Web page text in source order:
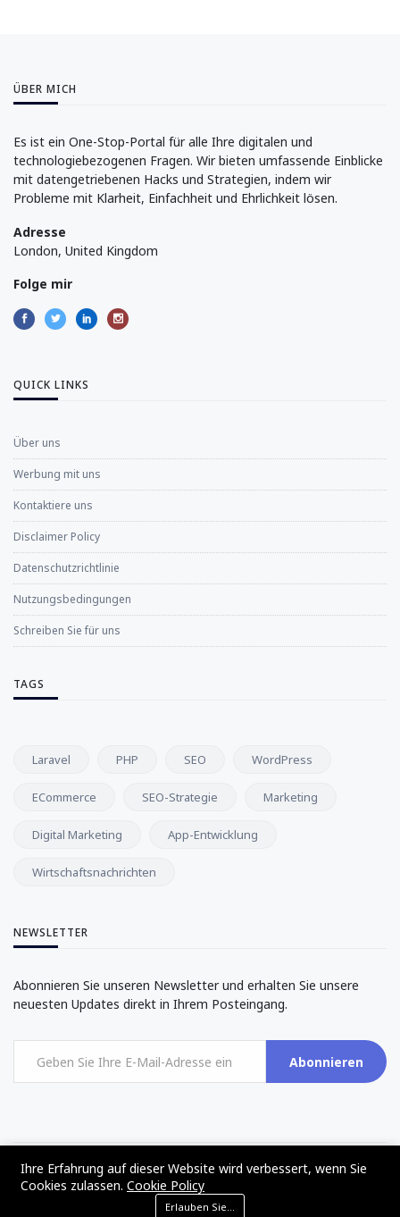
ÜBER MICH
Es ist ein One-Stop-Portal für alle Ihre digitalen und
technologiebezogenen Fragen. Wir bieten umfassende Einblicke
mit datengetriebenen Hacks und Strategien, indem wir
Probleme mit Klarheit, Einfachheit und Ehrlichkeit lösen.
Adresse
London, United Kingdom
Folge mir
QUICK LINKS
Über uns
Werbung mit uns
Kontaktiere uns
Disclaimer Policy
Datenschutzrichtlinie
Nutzungsbedingungen
Schreiben Sie für uns
TAGS
Laravel PHP SEO WordPress
ECommerce SEO-Strategie Marketing
Digital Marketing App-Entwicklung
Wirtschaftsnachrichten
NEWSLETTER
Abonnieren Sie unseren Newsletter und erhalten Sie unsere
neuesten Updates direkt in Ihrem Posteingang.
Abonnieren
©2017 - 2024 - The Web Tier - All rights reserved
Ihre Erfahrung auf dieser Website wird verbessert, wenn Sie
Cookies zulassen. Cookie Policy
Erlauben Sie Cookies